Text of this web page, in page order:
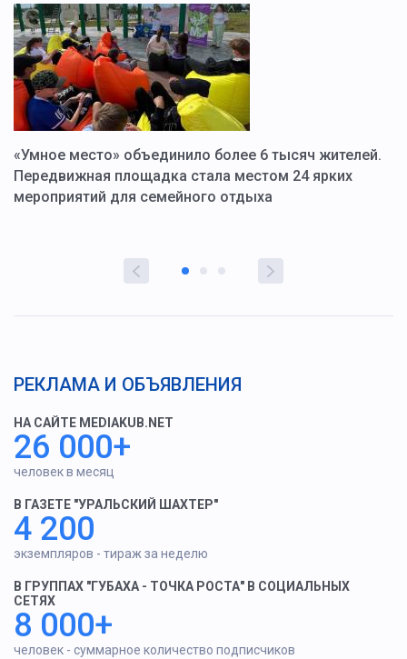
«Умное место» объединило более 6 тысяч жителей.
Передвижная площадка стала местом 24 ярких
мероприятий для семейного отдыха
РЕКЛАМА И ОБЪЯВЛЕНИЯ
НА САЙТЕ MEDIAKUB.NET
26 000+
человек в месяц
В ГАЗЕТЕ "УРАЛЬСКИЙ ШАХТЕР"
4 200
экземпляров - тираж за неделю
В ГРУППАХ "ГУБАХА - ТОЧКА РОСТА" В СОЦИАЛЬНЫХ
СЕТЯХ
8 000+
человек - суммарное количество подписчиков